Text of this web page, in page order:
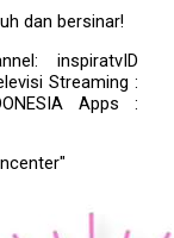
dan bersinar!
inspiratvID
Streaming :
Apps :